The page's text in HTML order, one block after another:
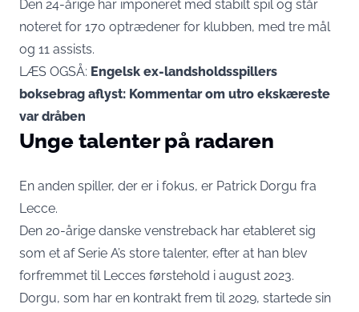
Den 24-årige har imponeret med stabilt spil og står
noteret for 170 optrædener for klubben, med tre mål
og 11 assists.
LÆS OGSÅ: Engelsk ex-landsholdsspillers
boksebrag aflyst: Kommentar om utro ekskæreste
var dråben
Unge talenter på radaren
En anden spiller, der er i fokus, er Patrick Dorgu fra
Lecce.
Den 20-årige danske venstreback har etableret sig
som et af Serie A’s store talenter, efter at han blev
forfremmet til Lecces førstehold i august 2023.
Dorgu, som har en kontrakt frem til 2029, startede sin